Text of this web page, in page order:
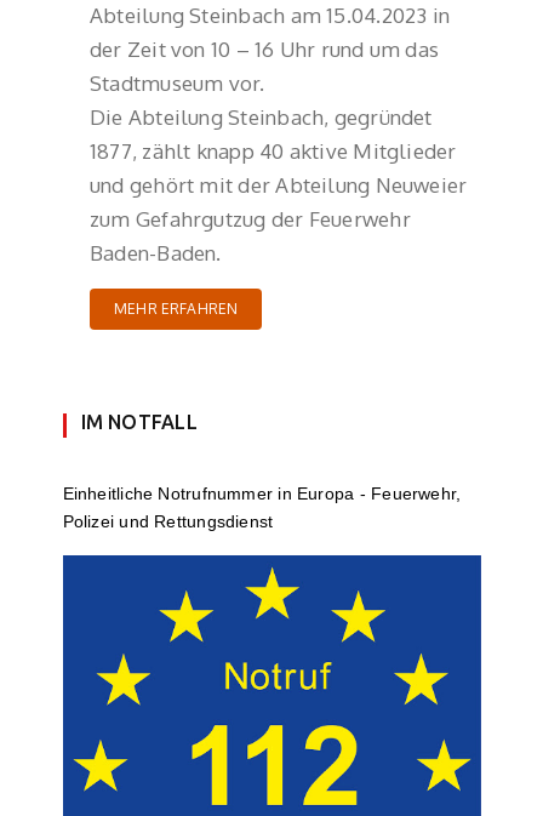
Abteilung Steinbach am 15.04.2023 in
der Zeit von 10 – 16 Uhr rund um das
Stadtmuseum vor.
Die Abteilung Steinbach, gegründet
1877, zählt knapp 40 aktive Mitglieder
und gehört mit der Abteilung Neuweier
zum Gefahrgutzug der Feuerwehr
Baden-Baden.
MEHR ERFAHREN
IM NOTFALL
Einheit­li­che Notruf­num­mer in Europa - Feuerwehr,
Polizei und Rettungs­dienst